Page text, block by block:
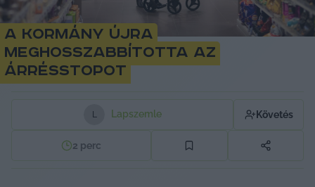
A kormány újra
meghosszabbította az
árrésstopot
L Lapszemle Követés
2 perc